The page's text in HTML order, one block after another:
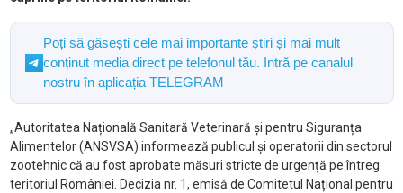
Poți să găsești cele mai importante știri și mai mult
conținut media direct pe telefonul tău. Intră pe canalul
nostru în aplicația TELEGRAM
„Autoritatea Națională Sanitară Veterinară și pentru Siguranța
Alimentelor (ANSVSA) informează publicul și operatorii din sectorul
zootehnic că au fost aprobate măsuri stricte de urgență pe întreg
teritoriul României. Decizia nr. 1, emisă de Comitetul Național pentru